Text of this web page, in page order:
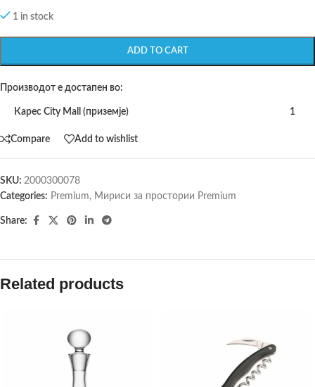
1 in stock
ADD TO CART
Производот е достапен во:
Карес City Mall (приземје) 1
Compare Add to wishlist
SKU: 2000300078
Categories: Premium, Мириси за простории Premium
Share:
Related products